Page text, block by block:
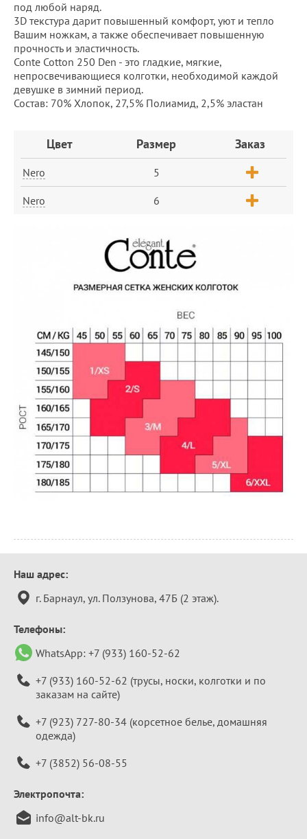
под любой наряд.
3D текстура дарит повышенный комфорт, уют и тепло
Вашим ножкам, а также обеспечивает повышенную
прочность и эластичность.
Conte Cotton 250 Den - это гладкие, мягкие,
непросвечивающиеся колготки, необходимой каждой
девушке в зимний период.
Состав: 70% Хлопок, 27,5% Полиамид, 2,5% эластан
ЗаказЦвет Размер Заказ
Nero 5
Nero 6
Контактная
информация
Наш адрес:
г. Барнаул, ул. Ползунова, 47Б (2 этаж).
Телефоны:
WhatsApp: +7 (933) 160-52-62
+7 (933) 160-52-62 (трусы, носки, колготки и по
заказам на сайте)
+7 (923) 727-80-34 (корсетное белье, домашняя
одежда)
+7 (3852) 56-08-55
Электропочта:
info@alt-bk.ru